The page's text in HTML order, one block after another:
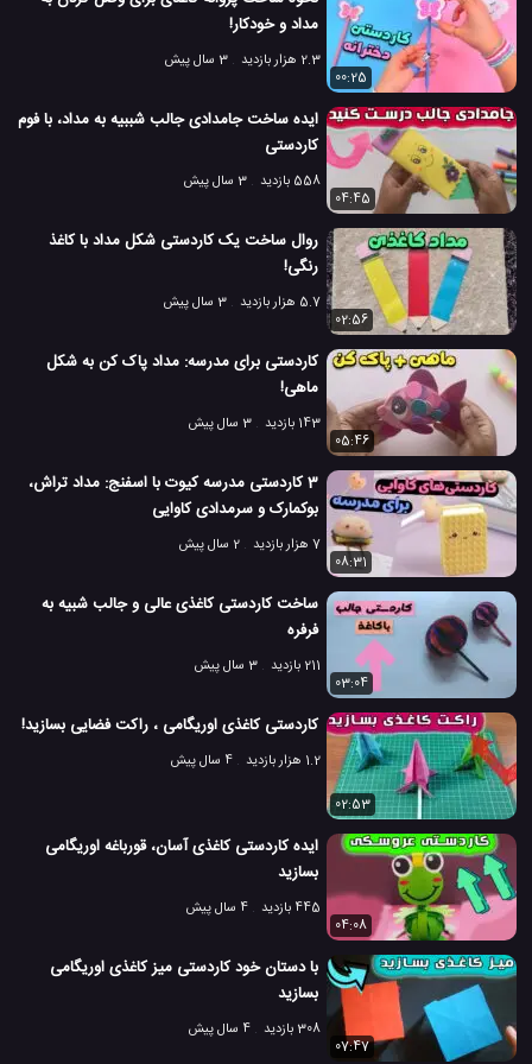
مداد و خودکار!
2.3 هزار بازدید
3 سال پیش
00:25
ایده ساخت جامدادی جالب شببیه به مداد، با فوم
کاردستی
558 بازدید
3 سال پیش
04:45
روال ساخت یک کاردستی شکل مداد با کاغذ
رنگی! ️️️
5.7 هزار بازدید
3 سال پیش
02:56
کاردستی برای مدرسه: مداد پاک کن به شکل
ماهی!
143 بازدید
3 سال پیش
05:46
3 کاردستی مدرسه کیوت با اسفنج: مداد تراش،
بوکمارک و سرمدادی کاوایی
7 هزار بازدید
2 سال پیش
08:31
ساخت کاردستی کاغذی عالی و جالب شبیه به
فرفره
211 بازدید
3 سال پیش
03:04
کاردستی کاغذی اوریگامی ، راکت فضایی بسازید!
1.2 هزار بازدید 4 سال پیش
02:53
ایده کاردستی کاغذی آسان، قورباغه اوریگامی
بسازید
445 بازدید
4 سال پیش
04:08
با دستان خود کاردستی میز کاغذی اوریگامی
بسازید
308 بازدید
4 سال پیش
07:47